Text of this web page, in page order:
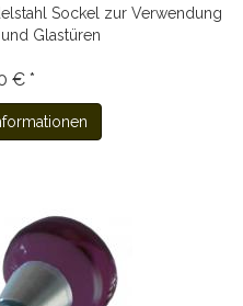
Sockel zur Verwendung
Glastüren
€ *